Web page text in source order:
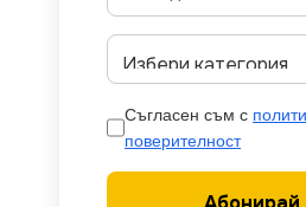
Съгласен съм с
поверителност